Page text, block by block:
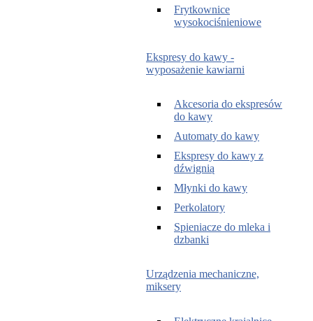
Frytkownice
wysokociśnieniowe
Ekspresy do kawy -
wyposażenie kawiarni
Akcesoria do ekspresów
do kawy
Automaty do kawy
Ekspresy do kawy z
dźwignią
Młynki do kawy
Perkolatory
Spieniacze do mleka i
dzbanki
Urządzenia mechaniczne,
miksery